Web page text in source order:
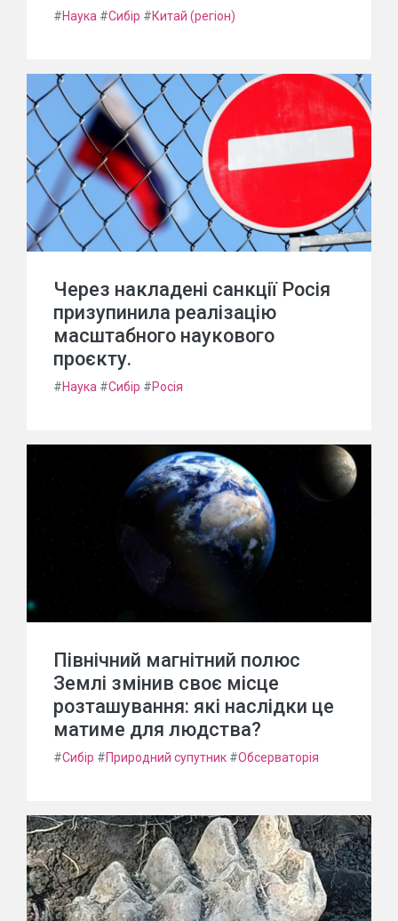
#Наука #Сибір #Китай (регіон)
Через накладені санкції Росія
призупинила реалізацію
масштабного наукового
проєкту.
#Наука #Сибір #Росія
Північний магнітний полюс
Землі змінив своє місце
розташування: які наслідки це
матиме для людства?
#Сибір #Природний супутник #Обсерваторія